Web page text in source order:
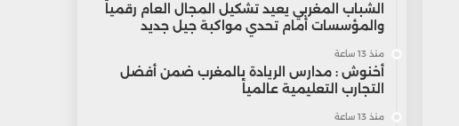
الشباب المغربي يعيد تشكيل المجال العام رقمياً
والمؤسسات أمام تحدي مواكبة جيل جديد
منذ 13 ساعة
أخنوش : مدارس الريادة بالمغرب ضمن أفضل
التجارب التعليمية عالمياً
منذ 13 ساعة